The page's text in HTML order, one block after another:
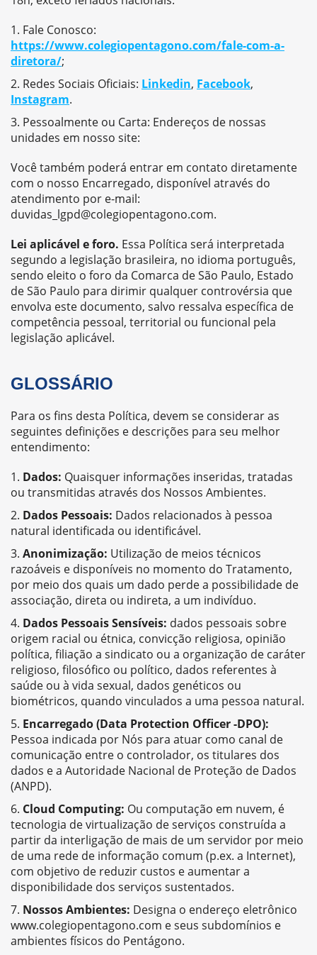
Fale Conosco:
https://www.colegiopentagono.com/fale-com-a-
diretora/;
Redes Sociais Oficiais: Linkedin, Facebook,
Instagram.
Pessoalmente ou Carta: Endereços de nossas
unidades em nosso site:
Você também poderá entrar em contato diretamente
com o nosso Encarregado, disponível através do
atendimento por e-mail:
duvidas_lgpd@colegiopentagono.com.
Lei aplicável e foro. Essa Política será interpretada
segundo a legislação brasileira, no idioma português,
sendo eleito o foro da Comarca de São Paulo, Estado
de São Paulo para dirimir qualquer controvérsia que
envolva este documento, salvo ressalva específica de
competência pessoal, territorial ou funcional pela
legislação aplicável.
GLOSSÁRIO
Para os fins desta Política, devem se considerar as
seguintes definições e descrições para seu melhor
entendimento:
Dados: Quaisquer informações inseridas, tratadas
ou transmitidas através dos Nossos Ambientes.
Dados Pessoais: Dados relacionados à pessoa
natural identificada ou identificável.
Anonimização: Utilização de meios técnicos
razoáveis e disponíveis no momento do Tratamento,
por meio dos quais um dado perde a possibilidade de
associação, direta ou indireta, a um indivíduo.
Dados Pessoais Sensíveis: dados pessoais sobre
origem racial ou étnica, convicção religiosa, opinião
política, filiação a sindicato ou a organização de caráter
religioso, filosófico ou político, dados referentes à
saúde ou à vida sexual, dados genéticos ou
biométricos, quando vinculados a uma pessoa natural.
Encarregado (Data Protection Officer -DPO):
Pessoa indicada por Nós para atuar como canal de
comunicação entre o controlador, os titulares dos
dados e a Autoridade Nacional de Proteção de Dados
(ANPD).
Cloud Computing: Ou computação em nuvem, é
tecnologia de virtualização de serviços construída a
partir da interligação de mais de um servidor por meio
de uma rede de informação comum (p.ex. a Internet),
com objetivo de reduzir custos e aumentar a
disponibilidade dos serviços sustentados.
Nossos Ambientes: Designa o endereço eletrônico
www.colegiopentagono.com e seus subdomínios e
ambientes físicos do Pentágono.